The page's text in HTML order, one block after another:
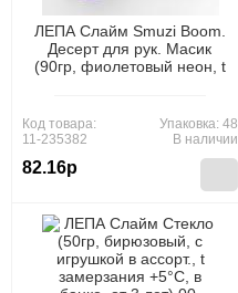
ЛЕПА Слайм Smuzi Boom.
Десерт для рук. Масик
(90гр, фиолетовый неон, t
(ООО "Новая Химия")
Код товара:
11-235382
82.16р
Упаковка: 48
В наличии